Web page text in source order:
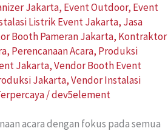
Jakarta, Event Outdoor, Event
Listrik Event Jakarta, Jasa
Booth Pameran Jakarta, Kontraktor
, Perencanaan Acara, Produksi
Jakarta,Vendor Booth Event
Jakarta,Vendor Instalasi
/dev5element
acara dengan fokus pada semua